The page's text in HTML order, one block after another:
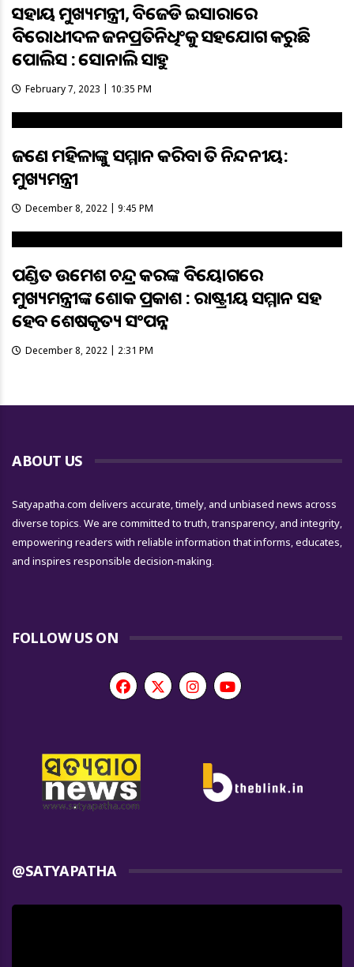
ଅସହାୟ ମୁଖ୍ୟମନ୍ତ୍ରୀ, ବିଜେଡି ଇସାରାରେ
ବିରୋଧୀଦଳ ଜନପ୍ରତିନିଧିଂକୁ ଅସହଯୋଗ କରୁଛି
ପୋଲିସ : ସୋନାଲି ସାହୁ
February 7, 2023 | 10:35 PM
ଜଣେ ମହିଳାଙ୍କୁ ଅସମ୍ମାନ କରିବା ଅତି ନିନ୍ଦନୀୟ:
ମୁଖ୍ୟମନ୍ତ୍ରୀ
December 8, 2022 | 9:45 PM
ପଣ୍ଡିତ ଉମେଶ ଚନ୍ଦ୍ର କରଙ୍କ ବିୟୋଗରେ
ମୁଖ୍ୟମନ୍ତ୍ରୀଙ୍କ ଶୋକ ପ୍ରକାଶ : ରାଷ୍ଟ୍ରୀୟ ସମ୍ମାନ ସହ
ହେବ ଶେଷକୃତ୍ୟ ସଂପନ୍ନ
December 8, 2022 | 2:31 PM
ABOUT US
Satyapatha.com delivers accurate, timely, and unbiased news across
diverse topics. We are committed to truth, transparency, and integrity,
empowering readers with reliable information that informs, educates,
and inspires responsible decision-making.
FOLLOW US ON
@SATYAPATHA